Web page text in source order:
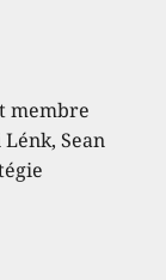
membre
Sean